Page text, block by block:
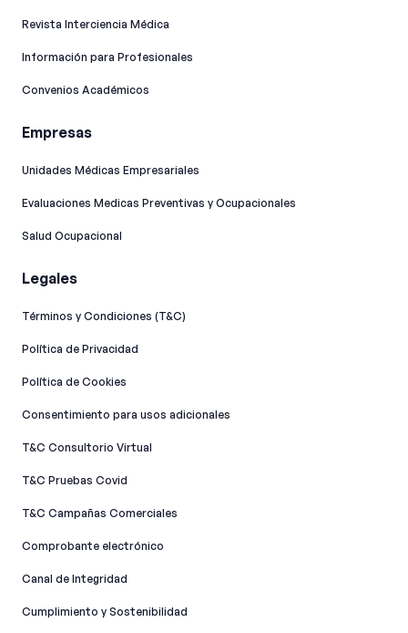
Revista Interciencia Médica
Información para Profesionales
Convenios Académicos
Empresas
Unidades Médicas Empresariales
Evaluaciones Medicas Preventivas y Ocupacionales
Salud Ocupacional
Legales
Términos y Condiciones (T&C)
Política de Privacidad
Política de Cookies
Consentimiento para usos adicionales
T&C Consultorio Virtual
T&C Pruebas Covid
T&C Campañas Comerciales
Comprobante electrónico
Canal de Integridad​
Cumplimiento y Sostenibilidad